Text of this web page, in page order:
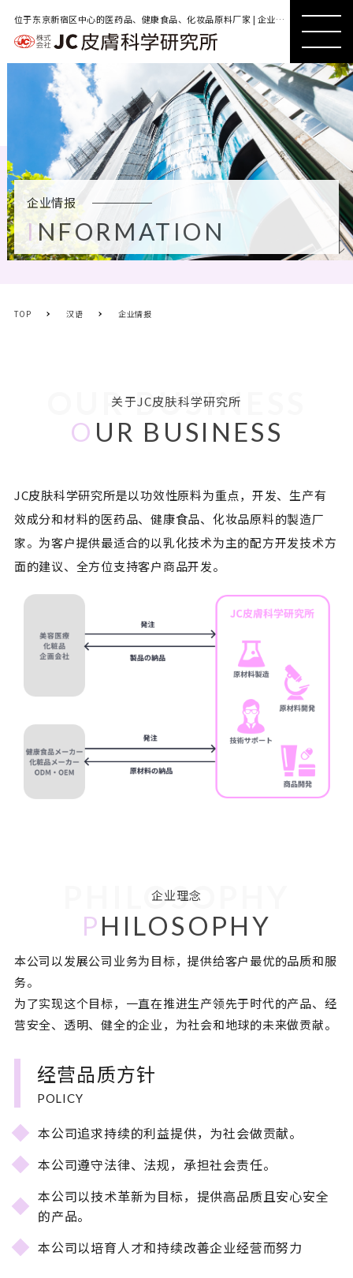
位于东京新宿区中心的医药品、健康食品、化妆品原料厂家 | 企业情报
企业情报
INFORMATION
TOP 汉语 企业情报
关于JC皮肤科学研究所
OUR BUSINESS
O UR BUSINESS
JC皮肤科学研究所是以功效性原料为重点，开发、生产有
效成分和材料的医药品、健康食品、化妆品原料的製造厂
家。为客户提供最适合的以乳化技术为主的配方开发技术方
面的建议、全方位支持客户商品开发。
企业理念
PHILOSOPHY
PHILOSOPHY
本公司以发展公司业务为目标，提供给客户最优的品质和服
务。
为了实现这个目标，一直在推进生产领先于时代的产品、经
营安全、透明、健全的企业，为社会和地球的未来做贡献。
经营品质方针
POLICY
本公司追求持续的利益提供，为社会做贡献。
本公司遵守法律、法规，承担社会责任。
本公司以技术革新为目标，提供高品质且安心安全
的产品。
本公司以培育人才和持续改善企业经营而努力